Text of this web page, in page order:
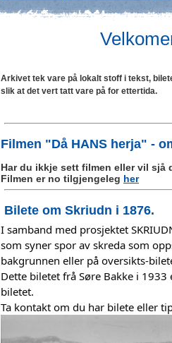
Arkivet tek vare på lokalt stoff i tekst,
slik at det vert tatt vare på for ettertida.
Filmen "Då HANS herja" -
Har du ikkje sett filmen eller vil sjå
Filmen er no tilgjengeleg her
Bilete om Skriudn i 1876.
I samband med prosjektet
som syner spor av skreda som
bakgrunnen eller på oversikts-
Dette biletet frå Søre Bakke i
biletet.
Ta kontakt om du har bilete eller